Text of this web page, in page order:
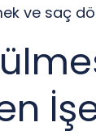
ve saç